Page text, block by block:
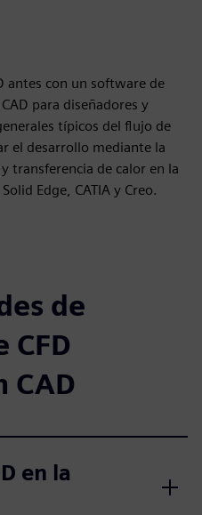
antes con un software de
para diseñadores y
típicos del flujo de
el desarrollo mediante la
transferencia de calor en la
Edge, CATIA y Creo.
de
CFD
CAD
en la